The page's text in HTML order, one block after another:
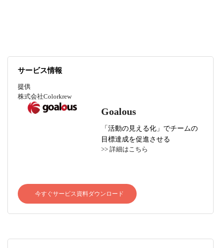
サービス情報
提供
株式会社Colorkrew
Goalous
「活動の見える化」でチームの
目標達成を促進させる
>> 詳細はこちら
今すぐサービス資料ダウンロード